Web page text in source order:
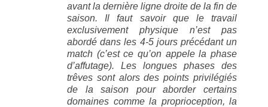
avant la dernière ligne droite de la fin de
saison. Il faut savoir que le travail
exclusivement physique n’est pas
abordé dans les 4-5 jours précédant un
match (c’est ce qu’on appele la phase
d’affutage). Les longues phases des
trêves sont alors des points privilégiés
de la saison pour aborder certains
domaines comme la proprioception, la